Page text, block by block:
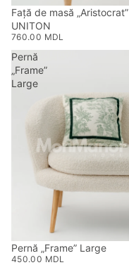
Față de masă „Aristocrat”
UNITON
760.00 MDL
Pernă
„Frame”
Large
Pernă „Frame” Large
450.00 MDL